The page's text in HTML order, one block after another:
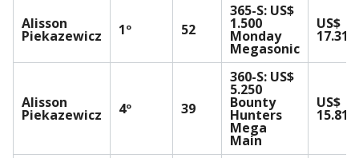
Alisson
Piekazewicz 1º 52
365-S: US$
1.500
Monday
Megasonic
US$
17.314
Alisson
Piekazewicz 4º 39
360-S: US$
5.250
Bounty
Hunters
Mega
Main
US$
15.810